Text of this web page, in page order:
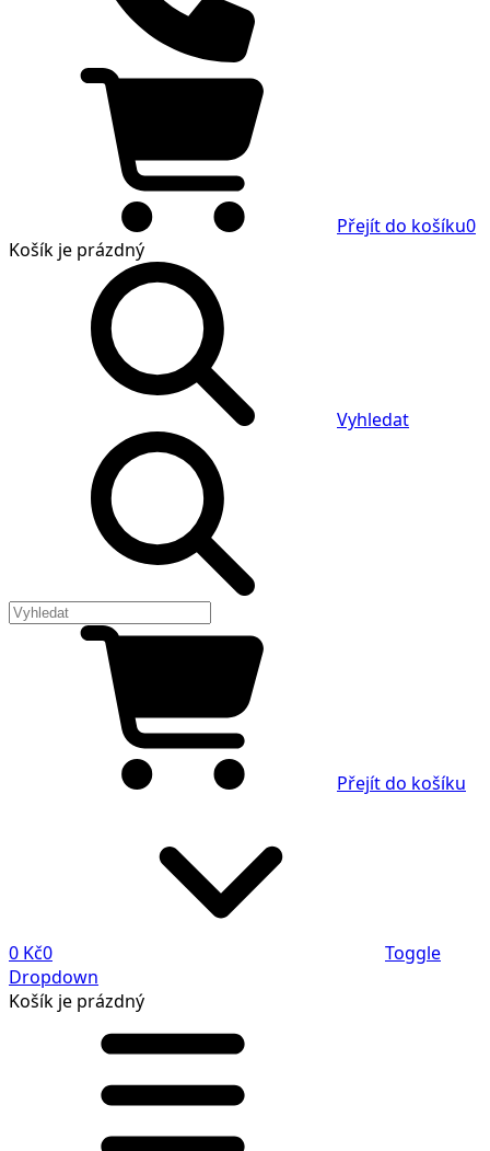
Přejít do košíku0
Košík je prázdný
Vyhledat
Přejít do košíku
0 Kč0
Toggle
Dropdown
Košík je prázdný